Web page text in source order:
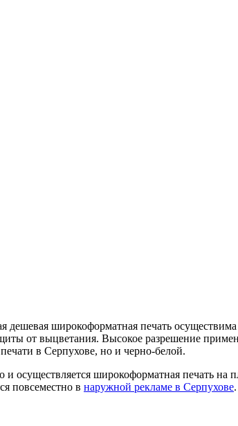
широкоформатная печать
от выцветания. Высокое разрешение
в Серпухове, но и черно-белой.
осуществляется широкоформатная печать на
повсеместно в наружной рекламе в Серпухове